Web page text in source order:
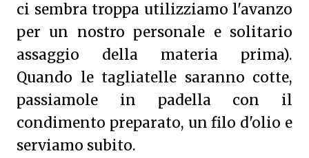
ci sembra troppa utilizziamo l'avanzo
per un nostro personale e solitario
assaggio della materia prima).
Quando le tagliatelle saranno cotte,
passiamole in padella con il
condimento preparato, un filo d'olio e
serviamo subito.